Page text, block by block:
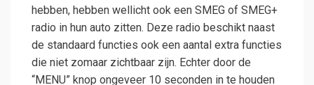
hebben, hebben wellicht ook een SMEG of SMEG+
radio in hun auto zitten. Deze radio beschikt naast
de standaard functies ook een aantal extra functies
die niet zomaar zichtbaar zijn. Echter door de
“MENU” knop ongeveer 10 seconden in te houden